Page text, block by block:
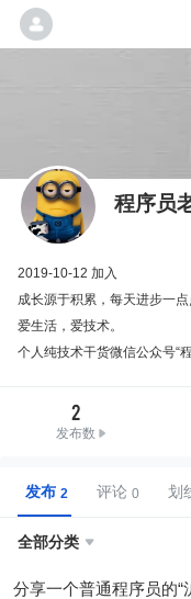
程序员
2019-10-12 加入
成长源于积累，每天进步一点
爱生活，爱技术。
个人纯技术干货微信公众号“程
2
发布数
发布 评论 划
全部分类 
分享一个普通程序员的“